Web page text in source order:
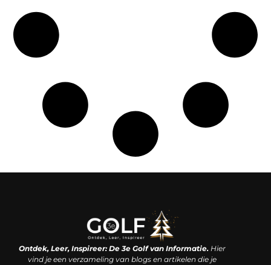
Ontdek, Leer, Inspireer: De 3e Golf van Informatie.Hier
vind je een verzameling van blogs en artikelen die je